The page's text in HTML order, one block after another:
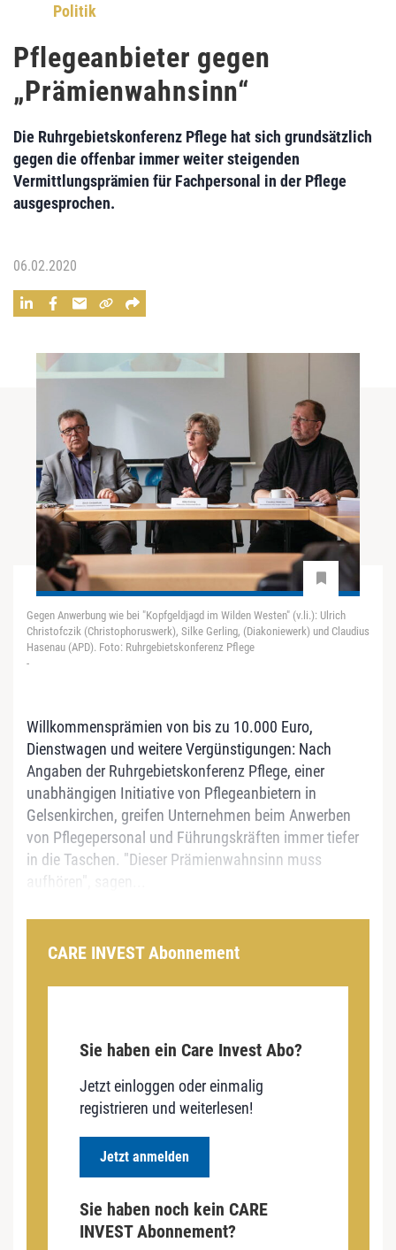
Politik
Pflegeanbieter gegen
„Prämienwahnsinn“
Die Ruhrgebietskonferenz Pflege hat sich grundsätzlich
gegen die offenbar immer weiter steigenden
Vermittlungsprämien für Fachpersonal in der Pflege
ausgesprochen.
06.02.2020
Gegen Anwerbung wie bei "Kopfgeldjagd im Wilden Westen" (v.li.): Ulrich
Christofczik (Christophoruswerk), Silke Gerling, (Diakoniewerk) und Claudius
Hasenau (APD). Foto: Ruhrgebietskonferenz Pflege
-
Willkommensprämien von bis zu 10.000 Euro,
Dienstwagen und weitere Vergünstigungen: Nach
Angaben der Ruhrgebietskonferenz Pflege, einer
unabhängigen Initiative von Pflegeanbietern in
Gelsenkirchen, greifen Unternehmen beim Anwerben
von Pflegepersonal und Führungskräften immer tiefer
in die Taschen. "Dieser Prämienwahnsinn muss
aufhören", sagen...
CARE INVEST Abonnement
Sie haben ein Care Invest Abo?
Jetzt einloggen oder einmalig
registrieren und weiterlesen!
Jetzt anmelden
Sie haben noch kein CARE
INVEST Abonnement?